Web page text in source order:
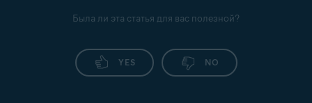
Была ли эта статья для вас полезной?
YES NO